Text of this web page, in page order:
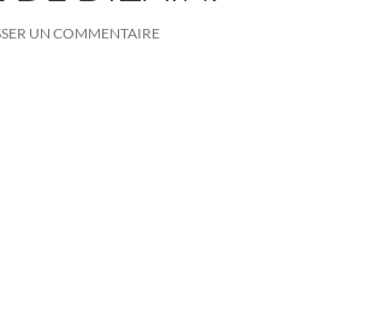
UN COMMENTAIRE